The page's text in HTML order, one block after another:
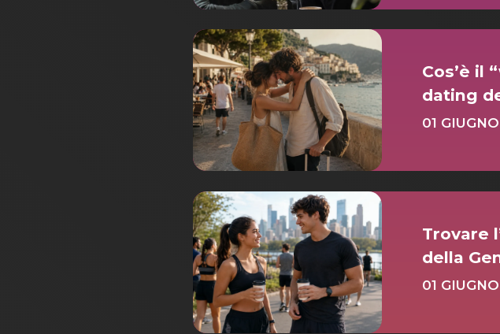
Cos’è il
dating
01
Trovare
della
01